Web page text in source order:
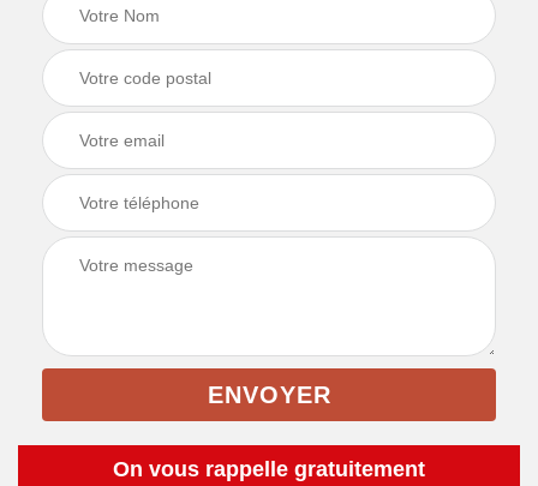
On vous rappelle gratuitement